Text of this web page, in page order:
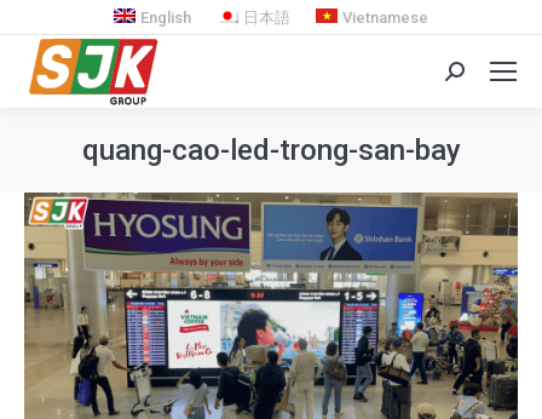
English 日本語 Vietnamese
Search:
quang-cao-led-trong-san-bay
You are here: